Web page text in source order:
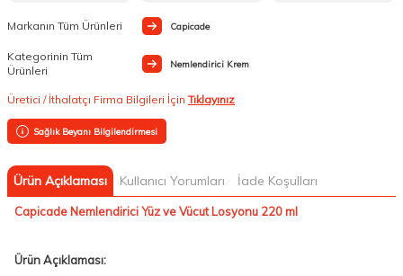
Markanın Tüm Ürünleri Capicade
Kategorinin Tüm
Ürünleri
Nemlendirici Krem
Üretici / İthalatçı Firma Bilgileri İçin Tıklayınız
Sağlık Beyanı Bilgilendirmesi
Ürün Açıklaması Kullanıcı Yorumları İade Koşulları
Capicade Nemlendirici Yüz ve Vücut Losyonu 220 ml
Ürün Açıklaması: